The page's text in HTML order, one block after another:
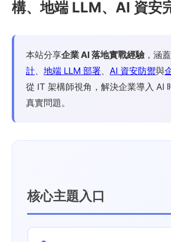
構、地端 LLM、AI 資安
本站分享企業 AI 落地實戰經驗，涵蓋
計、 地端 LLM 部署、 AI 資安防禦與
從 IT 架構師視角，解決企業導入 AI
真實問題。
核心主題入口